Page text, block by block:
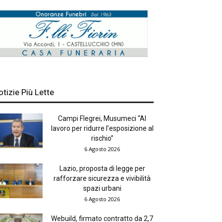
Più Lette
Campi Flegrei, Musumeci “Al
lavoro per ridurre l’esposizione al
rischio”
6 Agosto 2026
Lazio, proposta di legge per
rafforzare sicurezza e vivibilità
spazi urbani
6 Agosto 2026
Webuild, firmato contratto da 2,7